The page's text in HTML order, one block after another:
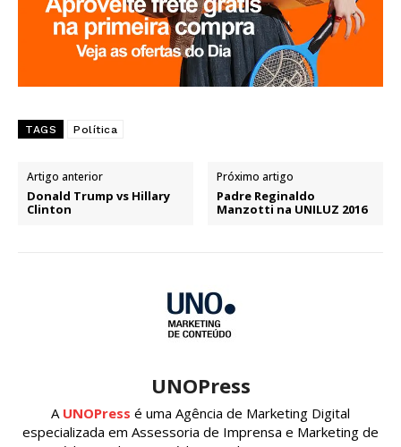
TAGS Política
Artigo anterior
Donald Trump vs Hillary
Clinton
Próximo artigo
Padre Reginaldo
Manzotti na UNILUZ 2016
UNOPress
A UNOPress é uma Agência de Marketing Digital
especializada em Assessoria de Imprensa e Marketing de